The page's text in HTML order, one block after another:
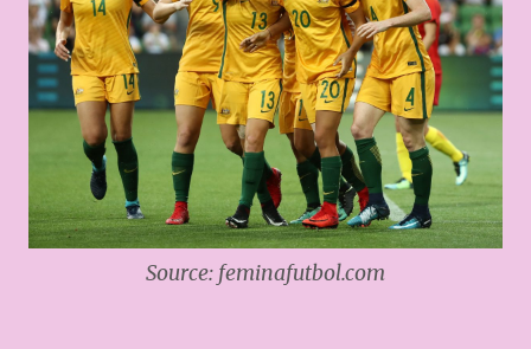
Source: feminafutbol.com